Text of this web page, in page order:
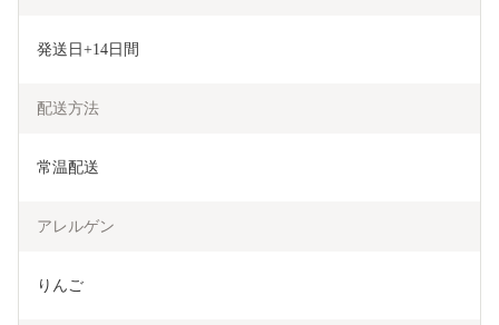
発送日+14日間
配送方法
常温配送
アレルゲン
りんご